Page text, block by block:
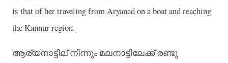
is that of her traveling from Aryanad on a boat and reaching
the Kannur region.
ആര്യനാട്ടില് നിന്നും മലനാട്ടിലേക്ക് രണ്ടു